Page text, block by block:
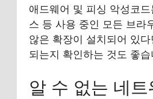
애드웨어 및 피싱 악성코
스 등 사용 중인 모든 브라
않은 확장이 설치되어 있
되는지 확인하는 것도 좋습
알 수 없는 네